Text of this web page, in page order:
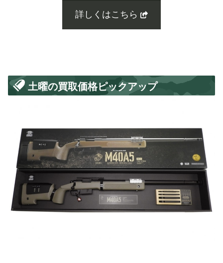
詳しくはこちら
土曜の買取価格ピックアップ